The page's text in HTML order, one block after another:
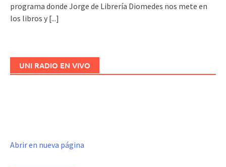
programa donde Jorge de Librería Diomedes nos mete en
los libros y [...]
UNI RADIO EN VIVO
Abrir en nueva página